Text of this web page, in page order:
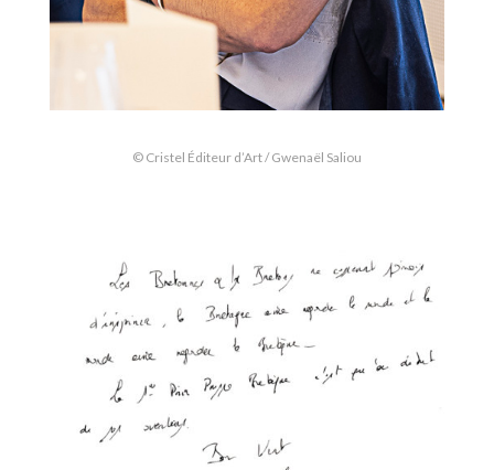
© Cristel Éditeur d’Art / Gwenaël Saliou